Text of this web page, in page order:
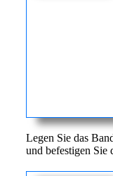
Legen Sie das
und befestigen Sie